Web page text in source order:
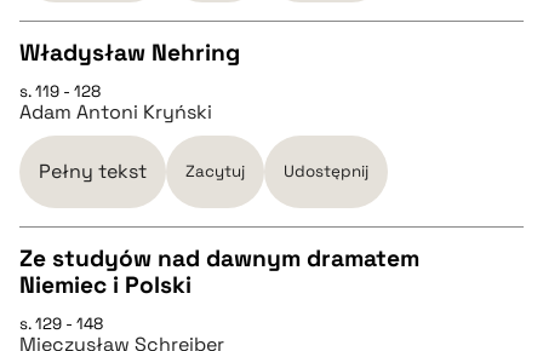
CZYSTY TEKST
pobierz cytat
BIBTEX
Władysław Nehring
s. 119 - 128
Adam Antoni Kryński
Pełny tekst Zacytuj Udostępnij
Ze studyów nad dawnym dramatem
Niemiec i Polski
s. 129 - 148
Mieczysław Schreiber